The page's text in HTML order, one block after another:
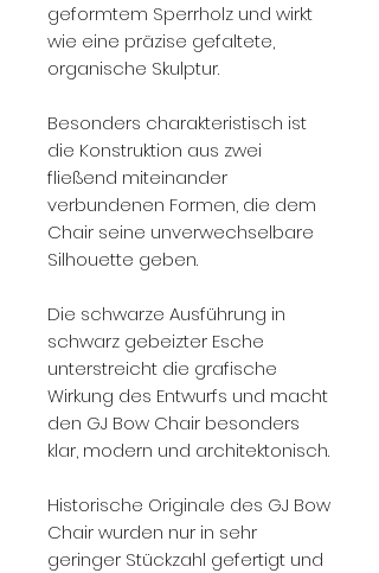
geformtem Sperrholz und wirkt
wie eine präzise gefaltete,
organische Skulptur.
Besonders charakteristisch ist
die Konstruktion aus zwei
fließend miteinander
verbundenen Formen, die dem
Chair seine unverwechselbare
Silhouette geben.
Die schwarze Ausführung in
schwarz gebeizter Esche
unterstreicht die grafische
Wirkung des Entwurfs und macht
den GJ Bow Chair besonders
klar, modern und architektonisch.
Historische Originale des GJ Bow
Chair wurden nur in sehr
geringer Stückzahl gefertigt und